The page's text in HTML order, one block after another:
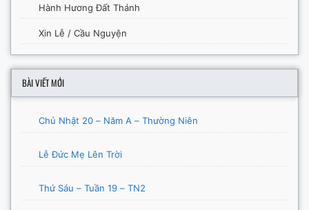
Hành Hương Đất Thánh
Xin Lễ / Cầu Nguyện
BÀI VIẾT MỚI
Chủ Nhật 20 – Năm A – Thường Niên
Lễ Đức Mẹ Lên Trời
Thứ Sáu – Tuần 19 – TN2